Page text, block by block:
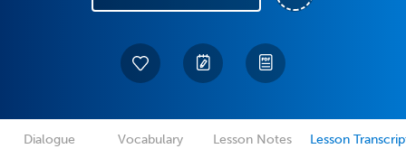
Dialogue Vocabulary Lesson Notes Lesson